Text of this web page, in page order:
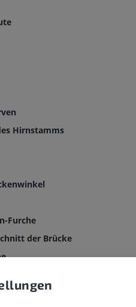
Hirnstamms
Furche
der Brücke
des Rückenmarkkerns